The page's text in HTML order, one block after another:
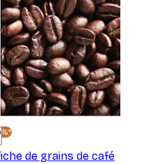
de grains de café